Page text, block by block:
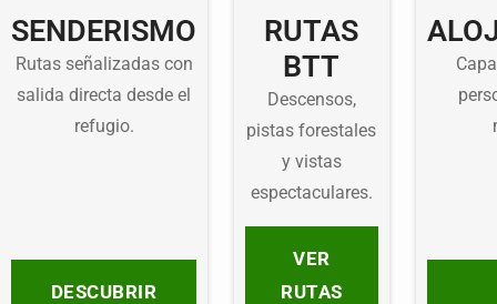
SENDERISMO
Rutas señalizadas con
salida directa desde el
refugio.
DESCUBRIR
RUTAS
BTT
Descensos,
pistas forestales
y vistas
espectaculares.
VER
RUTAS